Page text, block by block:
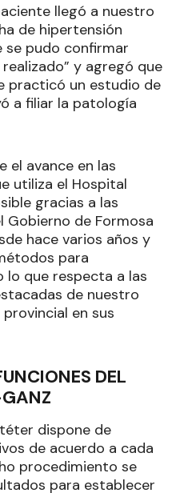
llegó a nuestro
de hipertensión
se pudo confirmar
y agregó que
practicó un estudio de
a filiar la patología
el avance en las
utiliza el Hospital
gracias a las
Gobierno de Formosa
hace varios años y
para
lo que respecta a las
de nuestro
en sus
DEL
dispone de
de acuerdo a cada
procedimiento se
para establecer